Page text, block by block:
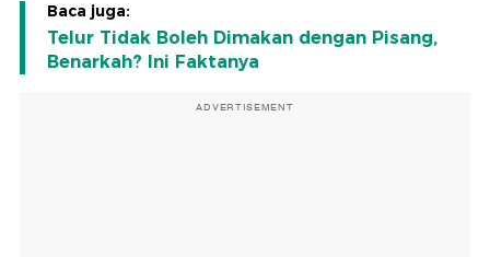
Baca juga:
Telur Tidak Boleh Dimakan dengan Pisang,
Benarkah? Ini Faktanya
ADVERTISEMENT